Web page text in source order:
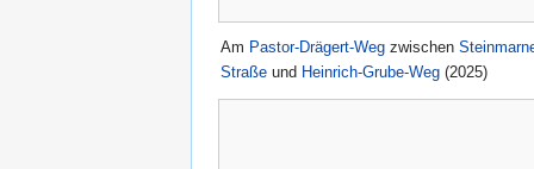
Am Pastor-Drägert-Weg zwischen
Straße und Heinrich-Grube-Weg (2025)